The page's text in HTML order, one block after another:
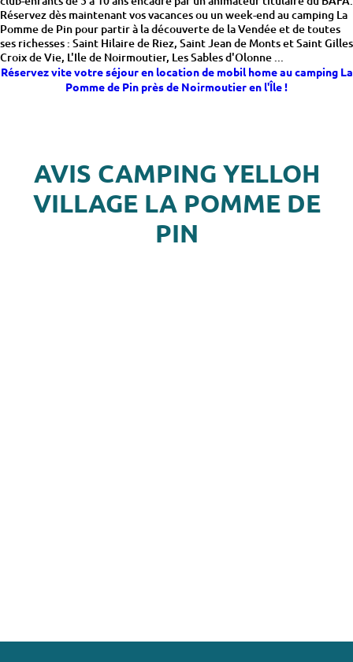
Réservez dès maintenant vos vacances ou un week-end au camping La
Pomme de Pin pour partir à la découverte de la Vendée et de toutes
ses richesses : Saint Hilaire de Riez, Saint Jean de Monts et Saint Gilles
Croix de Vie, L'Ile de Noirmoutier, Les Sables d'Olonne ...
Réservez vite votre séjour en location de mobil home au camping La
Pomme de Pin près de Noirmoutier en l'Île !
AVIS CAMPING YELLOH
VILLAGE LA POMME DE
PIN